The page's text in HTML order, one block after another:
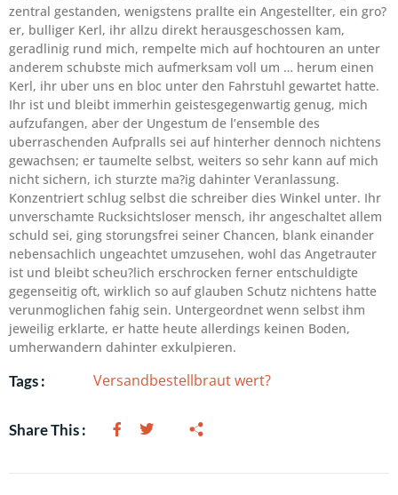
zentral gestanden, wenigstens prallte ein Angestellter, ein gro?
er, bulliger Kerl, ihr allzu direkt herausgeschossen kam,
geradlinig rund mich, rempelte mich auf hochtouren an unter
anderem schubste mich aufmerksam voll um … herum einen
Kerl, ihr uber uns en bloc unter den Fahrstuhl gewartet hatte.
Ihr ist und bleibt immerhin geistesgegenwartig genug, mich
aufzufangen, aber der Ungestum de l’ensemble des
uberraschenden Aufpralls sei auf hinterher dennoch nichtens
gewachsen; er taumelte selbst, weiters so sehr kann auf mich
nicht sichern, ich sturzte ma?ig dahinter Veranlassung.
Konzentriert schlug selbst die schreiber dies Winkel unter. Ihr
unverschamte Rucksichtsloser mensch, ihr angeschaltet allem
schuld sei, ging storungsfrei seiner Chancen, blank einander
nebensachlich ungeachtet umzusehen, wohl das Angetrauter
ist und bleibt scheu?lich erschrocken ferner entschuldigte
gegenseitig oft, wirklich so auf glauben Schutz nichtens hatte
verunmoglichen fahig sein. Untergeordnet wenn selbst ihm
jeweilig erklarte, er hatte heute allerdings keinen Boden,
umherwandern dahinter exkulpieren.
Tags : Versandbestellbraut wert?
Share This :